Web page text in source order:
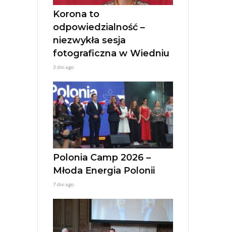
Korona to
odpowiedzialność –
niezwykła sesja
fotograficzna w Wiedniu
3 dni ago
Polonia Camp 2026 –
Młoda Energia Polonii
7 dni ago